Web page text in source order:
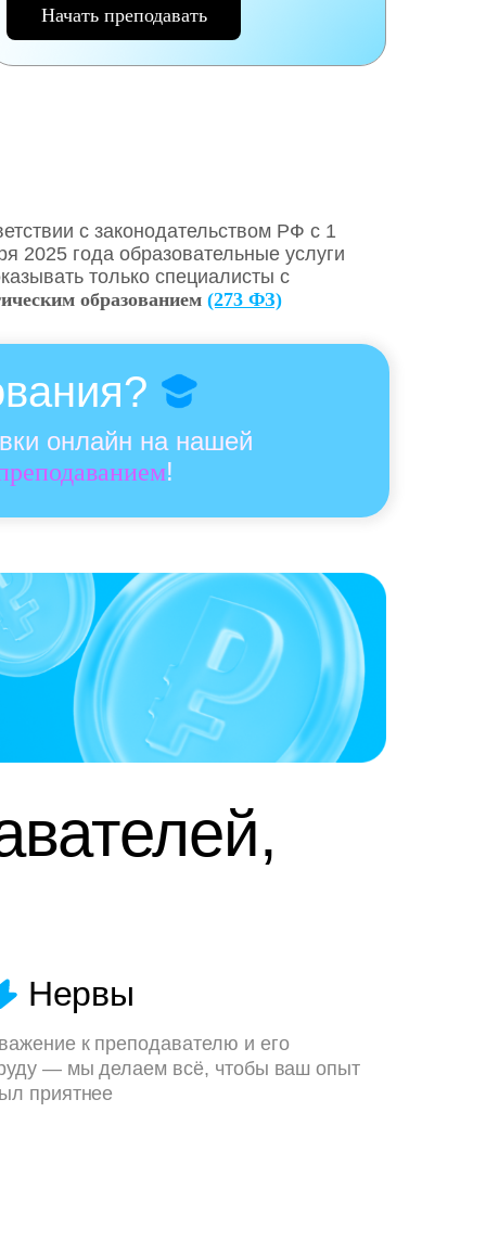
Начать преподавать
с законодательством РФ c 1
2025 года образовательные услуги
только специалисты с
образованием (273 ФЗ)
онлайн на нашей
!
Нервы
к преподавателю и его
— мы делаем всё, чтобы ваш опыт
приятнее